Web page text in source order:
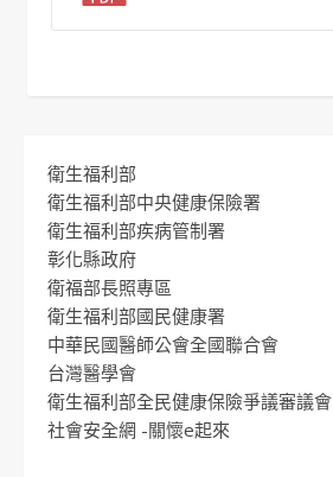
衛生福利部
衛生福利部中央健康保險署
衛生福利部疾病管制署
彰化縣政府
衛福部長照專區
衛生福利部國民健康署
中華民國醫師公會全國聯合會
台灣醫學會
衛生福利部全民健康保險爭議審議會
社會安全網 -關懷e起來